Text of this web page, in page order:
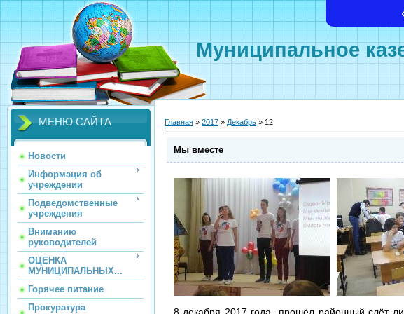
Муниципальное
МЕНЮ САЙТА
Новости
Информация об
учреждении
Подведомственные
учреждения
Вниманию
руководителей
ОЦЕНКА
МУНИЦИПАЛЬНЫХ...
Горячее питание
Прокуратура
Главная » 2017 » Декабрь » 12
Мы вместе